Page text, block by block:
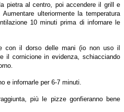
pietra al centro, poi accendere il grill e
ulteriormente la temperatura
10 minuti prima di infornare le
con il dorso delle mani (io non uso il
il cornicione in evidenza, schiacciando
e infornarle per 6-7 minuti.
più le pizze gonfieranno bene